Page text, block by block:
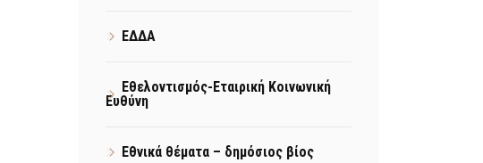
ΕΔΔΑ
Εθελοντισμός-Εταιρική Κοινωνική
Ευθύνη
Εθνικά θέματα – δημόσιος βίος